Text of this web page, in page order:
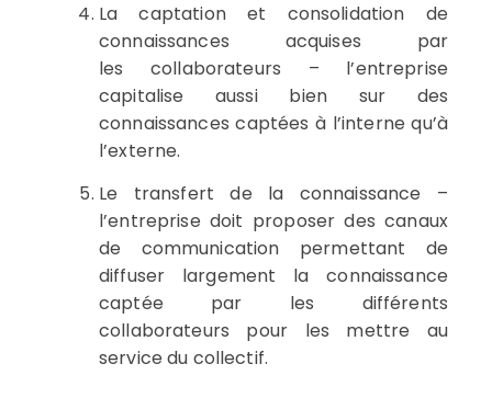
La captationet consolidation de
connaissances acquises par
les collaborateurs – l’entreprise
capitalise aussi bien sur des
connaissances captées à l’interne qu’à
l’externe.
Le transfert de la connaissance –
l’entreprise doit proposer des canaux
de communication permettant de
diffuser largement la connaissance
captée par les différents
collaborateurs pour les mettre au
service du collectif.